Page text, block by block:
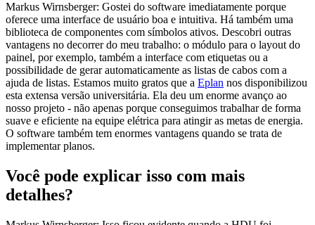
Markus Wirnsberger: Gostei do software imediatamente porque
oferece uma interface de usuário boa e intuitiva. Há também uma
biblioteca de componentes com símbolos ativos. Descobri outras
vantagens no decorrer do meu trabalho: o módulo para o layout do
painel, por exemplo, também a interface com etiquetas ou a
possibilidade de gerar automaticamente as listas de cabos com a
ajuda de listas. Estamos muito gratos que a Eplan nos disponibilizou
esta extensa versão universitária. Ela deu um enorme avanço ao
nosso projeto - não apenas porque conseguimos trabalhar de forma
suave e eficiente na equipe elétrica para atingir as metas de energia.
O software também tem enormes vantagens quando se trata de
implementar planos.
Você pode explicar isso com mais
detalhes?